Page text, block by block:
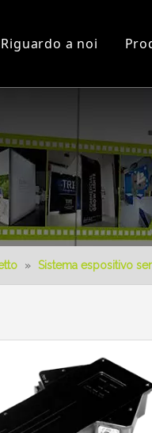
Riguardo a noi
» Sistema espositivo